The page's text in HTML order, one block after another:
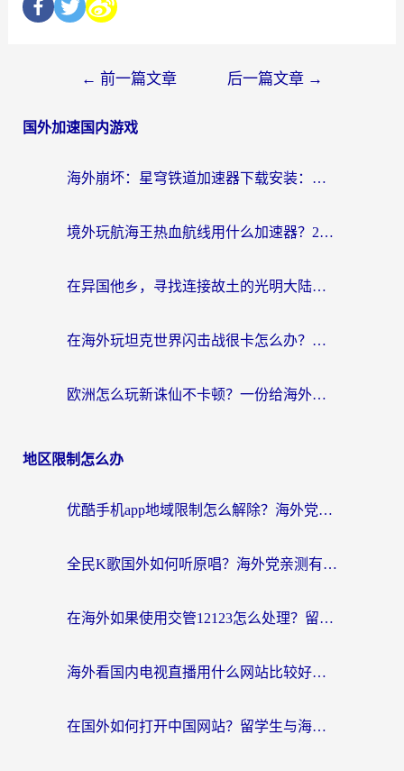
← 前一篇文章 后一篇文章 →
国外加速国内游戏
海外崩坏：星穹铁道加速器下载安装：一份给游子的终极网络指南
境外玩航海王热血航线用什么加速器？2026海外玩家实测最优方案（附欧洲问道堡垒前线加速技巧）
在异国他乡，寻找连接故土的光明大陆免费加速器
在海外玩坦克世界闪击战很卡怎么办？老玩家亲测有效的加速器选择指南
欧洲怎么玩新诛仙不卡顿？一份给海外游子的国服游戏畅玩指南
地区限制怎么办
优酷手机app地域限制怎么解除？海外党亲测有效的追剧方案
全民K歌国外如何听原唱？海外党亲测有效的回国加速器选择指南
在海外如果使用交管12123怎么处理？留学生亲测有效的回国加速方案
海外看国内电视直播用什么网站比较好？一篇解决你所有追剧难题的实用指南
在国外如何打开中国网站？留学生与海外华人的无缝访问指南